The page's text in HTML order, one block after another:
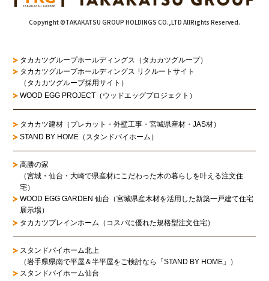
Copyright ©TAKAKATSU GROUP HOLDINGS CO.,LTD AllRights Reserved.
タカカツグループホールディングス（タカカツグループ）
タカカツグループホールディングス リクルートサイト
（タカカツグループ採用サイト）
WOOD EGG PROJECT（ウッドエッグプロジェクト）
タカカツ建材（プレカット・外壁工事・宮城県産材・JAS材）
STAND BY HOME（スタンドバイホーム）
高勝の家
（宮城・仙台・大崎で県産材にこだわった木の暮らしを叶える注文住
宅）
WOOD EGG GARDEN 仙台（宮城県産木材を活用した新築一戸建て住宅
展示場）
タカカツプレインホーム（コスパに優れた規格型注文住宅）
スタンドバイホーム北上
（岩手県県南で平屋＆半平屋をご検討なら「STAND BY HOME」）
スタンドバイホーム仙台